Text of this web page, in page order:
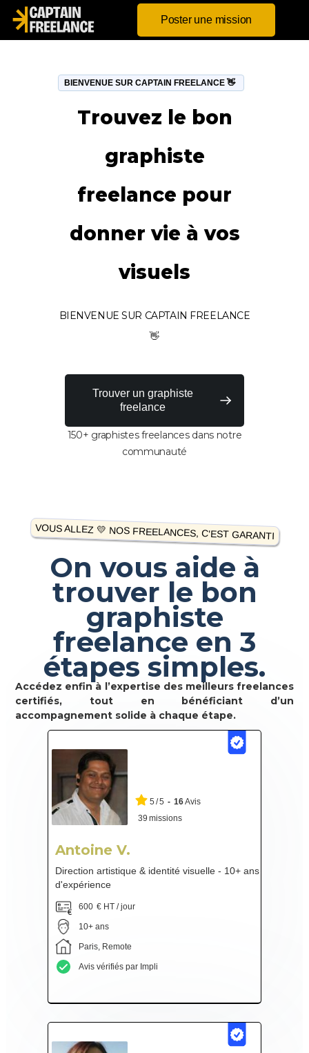
Poster une mission
BIENVENUE SUR CAPTAIN FREELANCE 👋
Trouvez le bon
graphiste
freelance pour
donner vie à vos
visuels
BIENVENUE SUR CAPTAIN FREELANCE
👋
Trouver un graphiste
freelance
150+ graphistes freelances dans notre
communauté
VOUS ALLEZ 💛 NOS FREELANCES, C'EST GARANTI
On vous aide à
trouver le bon
graphiste
freelance en 3
étapes simples.
Accédez enfin à l’expertise des meilleurs freelances
certifiés, tout en bénéficiant d’un
accompagnement solide à chaque étape.
5 /5 - 16Avis
39 missions
Antoine V.
Direction artistique & identité visuelle - 10+ ans
d'expérience
600 € HT / jour
10+ ans
Paris, Remote
Avis vérifiés par Impli